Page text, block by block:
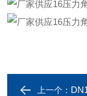
上一个：